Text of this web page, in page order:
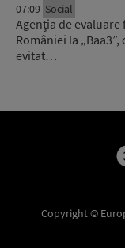
07:09 Social
Agenția de
României la
evitat…
Copyright ©